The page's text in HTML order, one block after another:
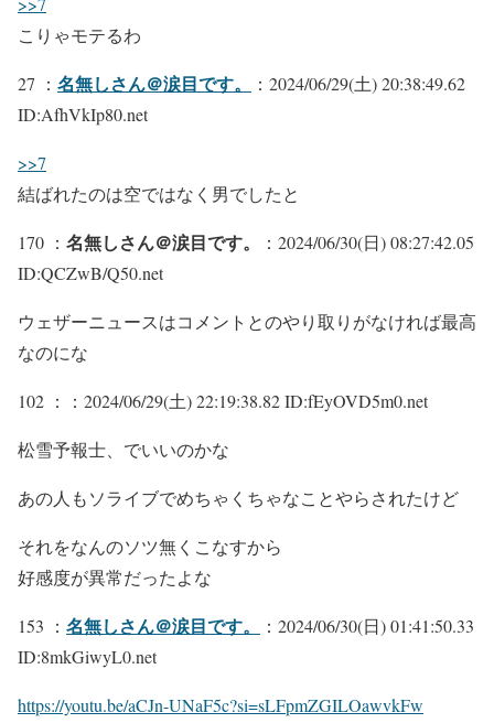
こりゃモテるわ
27 ： 名無しさん＠涙目です。
：2024/06/29(土) 20:38:49.62
ID:AfhVkIp80.net
>>7
結ばれたのは空ではなく男でしたと
170 ： 名無しさん＠涙目です。
：2024/06/30(日) 08:27:42.05
ID:QCZwB/Q50.net
ウェザーニュースはコメントとのやり取りがなければ最高
なのにな
102 ： ：2024/06/29(土) 22:19:38.82 ID:fEyOVD5m0.net
松雪予報士、でいいのかな
あの人もソライブでめちゃくちゃなことやらされたけど
それをなんのソツ無くこなすから
好感度が異常だったよな
153 ： 名無しさん＠涙目です。
：2024/06/30(日) 01:41:50.33
ID:8mkGiwyL0.net
https://youtu.be/aCJn-UNaF5c?si=sLFpmZGILOawvkFw